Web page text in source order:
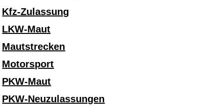
Kfz-Zulassung
LKW-Maut
Mautstrecken
Motorsport
PKW-Maut
PKW-Neuzulassungen